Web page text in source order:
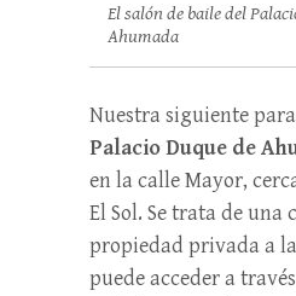
El salón de baile del
Ahumada
Nuestra siguiente
Palacio Duque de
en la calle Mayor,
El Sol. Se trata de una
propiedad privada a
puede acceder a